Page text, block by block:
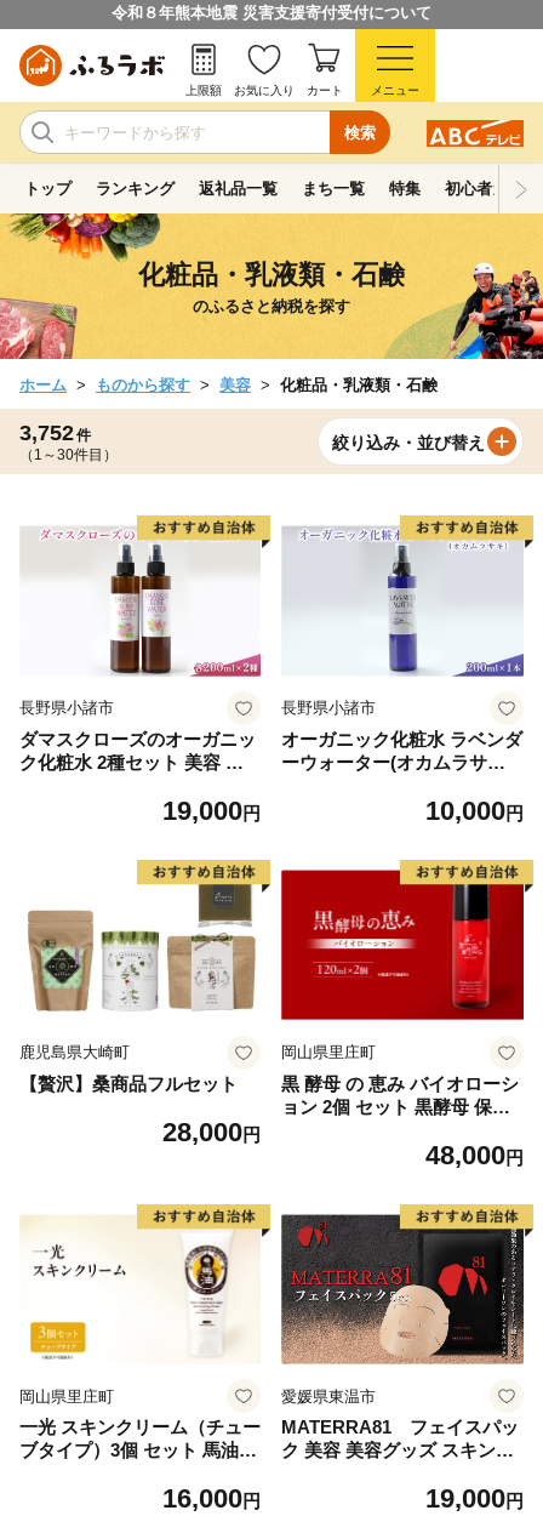
令和８年熊本地震 災害支援寄付受付について
検索
上限額 お気に入り カート メニュー
トップ ランキング 返礼品一覧 まち一覧 特集 初心者ガイド
化粧品・乳液類・石鹸
のふるさと納税を探す
ホーム ものから探す 美容 化粧品・乳液類・石鹸
3,752件
（1～30件目）
絞り込み・並び替え
長野県小諸市
ダマスクローズのオーガニッ
ク化粧水 2種セット 美容 グ
大切 有機栽培 伏流水 自然 保
19,000円
長野県小諸市
オーガニック化粧水 ラベンダ
ーウォーター(オカムラサキ)
ア 浅間山 高原 大切 有機栽培
10,000円
鹿児島県大崎町
【贅沢】桑商品フルセット
28,000円
岡山県里庄町
黒 酵母 の 恵み バイオローシ
ョン 2個 セット 黒酵母 保湿
トレハロース スキンケア 化
48,000円
岡山県里庄町
一光 スキンクリーム（チュー
ブタイプ）3個 セット 馬油
保湿 美容 美肌 食物エキス ハ
16,000円
愛媛県東温市
MATERRA81 フェイスパッ
ク 美容 美容グッズ スキンケ
黒ずみ 保湿 ケア クレイ
19,000円